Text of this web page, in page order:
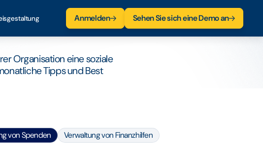
Anmelden Sehen Sie sich eine Demo an
Organisation eine soziale
Tipps und Best
von Spenden
Verwaltung von Finanzhilfen